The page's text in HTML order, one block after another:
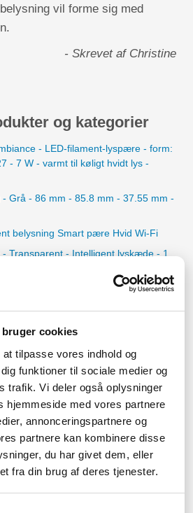
bruger cookies
tilpasse vores indhold og
funktioner til sociale medier og
trafik. Vi deler også oplysninger
hjemmeside med vores partnere
annonceringspartnere og
partnere kan kombinere disse
du har givet dem, eller
fra din brug af deres tjenester.
vil forme sig med
- Skrevet af Christine
og kategorier
- LED-filament-lyspære - form:
- 7 W - varmt til køligt hvidt lys -
Grå - 86 mm - 85.8 mm - 37.55 mm -
belysning Smart pære Hvid Wi-Fi
Transparent - Intelligent lyskæde - 1
på elregningen med Philips Hue